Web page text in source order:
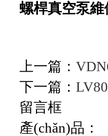
螺桿真空泵維
上一篇：
下一篇：
留言框
產(chǎn)品：